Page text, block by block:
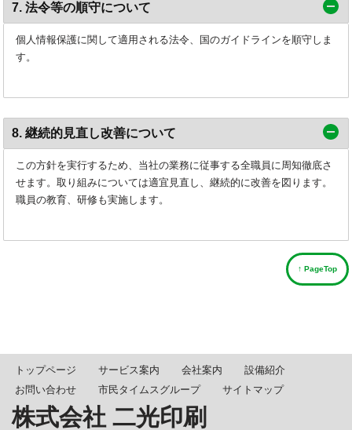
7. 法令等の順守について
個人情報保護に関して適用される法令、国のガイドラインを順守しま
す。
8. 継続的見直し改善について
この方針を実行するため、当社の業務に従事する全職員に周知徹底さ
せます。取り組みについては適宜見直し、継続的に改善を図ります。
職員の教育、研修も実施します。
↑ PageTop
トップページ サービス案内 会社案内
設備紹介
お問い合わせ
市民タイムスグループ サイトマップ
株式会社 二光印刷